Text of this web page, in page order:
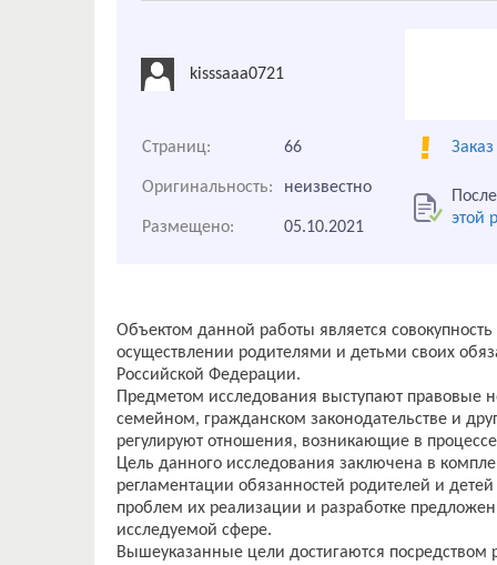
kisssaaa0721
Страниц: 66
Оригинальность: неизвестно
этой
Размещено: 05.10.2021
Объектом данной работы является
осуществлении родителями и детьми своих
Российской Федерации.
Предметом исследования выступают
семейном, гражданском законодательстве и
регулируют отношения, возникающие в
Цель данного исследования заключена в
регламентации обязанностей родителей и
проблем их реализации и разработке
исследуемой сфере.
Вышеуказанные цели достигаются